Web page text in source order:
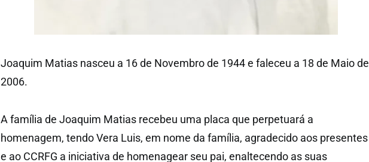
Joaquim Matias nasceu a 16 de Novembro de 1944 e faleceu a 18 de Maio de
2006.
A família de Joaquim Matias recebeu uma placa que perpetuará a
homenagem, tendo Vera Luis, em nome da família, agradecido aos presentes
e ao CCRFG a iniciativa de homenagear seu pai, enaltecendo as suas